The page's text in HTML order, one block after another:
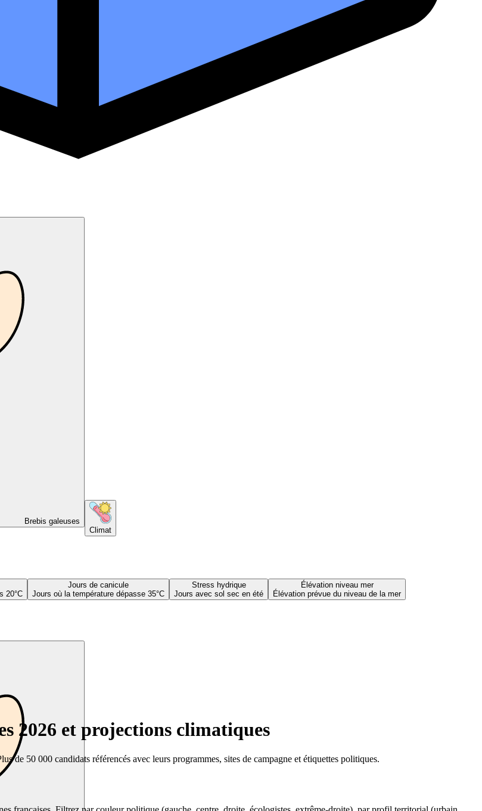
Brebis galeuses
Climat
20°C
Jours de canicule
Jours où la température dépasse 35°C
Stress hydrique
Jours avec sol sec en été
Élévation niveau mer
Élévation prévue du niveau de la mer
2026 et projections climatiques
de 50 000 candidats référencés avec leurs programmes, sites de campagne et étiquettes politiques.